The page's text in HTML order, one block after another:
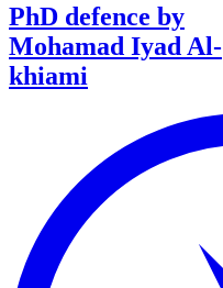
PhD defence by
Mohamad Iyad Al-
khiami